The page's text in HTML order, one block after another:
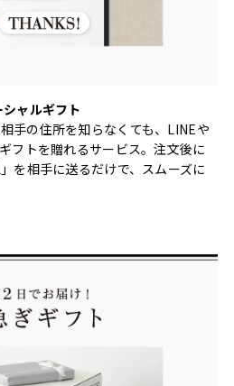
ャルギフト
手の住所を知らなくても、LINEや
フトを贈れるサービス。注文後に
を相手に送るだけで、スムーズに